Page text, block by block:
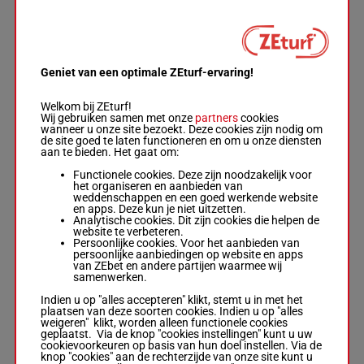
Box: 6 -R/4 -54
R/454 kg
2p 8p
6
QUIET INTENT
Hernandez-Tino
55 kg
5p 4p 3p 2p 6p
R/855 kg
5p 4p 3p
2p 6p
SURVEILLANCE
Justin Stein-
Box: 8 -R/6 -55
4p 3p 9p 2p 3p
55 kg
2p 3p
8
Geniet van een optimale ZEturf-ervaring!
Welkom bij ZEturf!
Wij gebruiken samen met onze partnerscookies
wanneer u onze site bezoekt. Deze cookies zijn nodig om
de site goed te laten functioneren en om u onze diensten
aan te bieden. Het gaat om:
Functionele cookies. Deze zijn noodzakelijk voor
het organiseren en aanbieden van
weddenschappen en een goed werkende website
en apps. Deze kun je niet uitzetten.
Analytische cookies. Dit zijn cookies die helpen de
website te verbeteren.
Persoonlijke cookies. Voor het aanbieden van
persoonlijke aanbiedingen op website en apps
van ZEbet en andere partijen waarmee wij
samenwerken.
Indien u op "alles accepteren" klikt, stemt u in met het
plaatsen van deze soorten cookies. Indien u op "alles
weigeren" klikt, worden alleen functionele cookies
geplaatst. Via de knop "cookies instellingen" kunt u uw
cookievoorkeuren op basis van hun doel instellen. Via de
knop "cookies" aan de rechterzijde van onze site kunt u